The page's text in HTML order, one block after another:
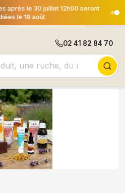
après le 30 juillet 12h00 seront
le 18 août
02 41 82 84 70